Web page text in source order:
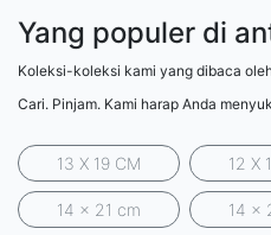
Yang populer di
Koleksi-koleksi kami yang dibaca
Cari. Pinjam. Kami harap Anda
13 X 19 CM 12 X
14 x 21 cm 14 x